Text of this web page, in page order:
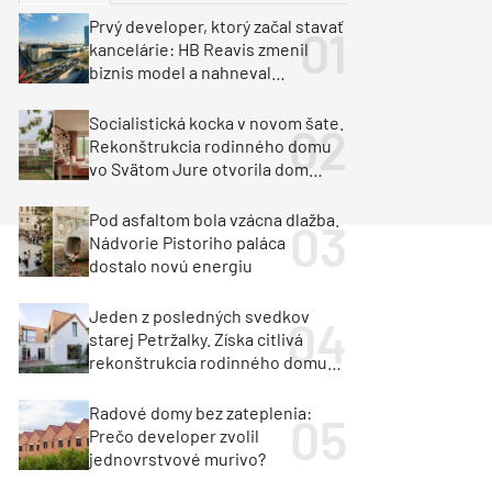
Klimatizácia a vetranie
Milan Murcka
Prvý developer, ktorý začal stavať
kancelárie: HB Reavis zmenil
biznis model a nahneval
Socialistická kocka v novom šate.
Rekonštrukcia rodinného domu
vo Svätom Jure otvorila dom
Pod asfaltom bola vzácna dlažba.
Nádvorie Pistoriho paláca
dostalo novú energiu
Jeden z posledných svedkov
starej Petržalky. Získa citlivá
rekonštrukcia rodinného domu
Radové domy bez zateplenia:
Prečo developer zvolil
jednovrstvové murivo?